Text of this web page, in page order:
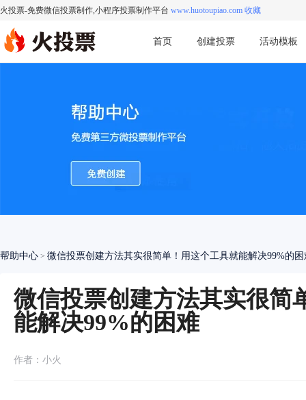
火投票-免费微信投票制作,小程序投票制作平台 www.huotoupiao.com 收藏
首页 创建投票 活动模板
帮助中心 > 微信投票创建方法其实很简单！用这个工具就能解决99%的困
微信投票创建方法其实很简
能解决99%的困难
作者：小火